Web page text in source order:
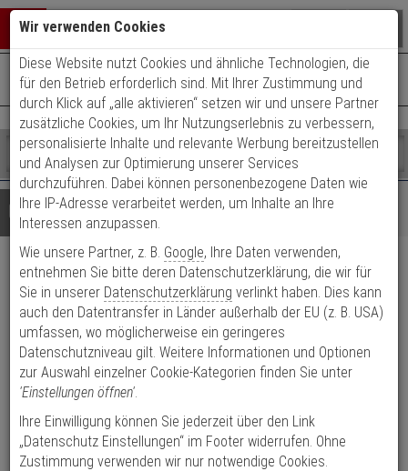
Warenkorb schließen
0 ARTIKEL IM WARENKORB
Ihr Warenkorb ist momentan leer.
Ergebnisse ()
Fertig
Shop
durchsuchen
Bitte
geben
Sie
mindestens
Zeichen
ein,
um
Suche
starten.
Es
wurde
noch
Kategorien
Suche
gestartet
+49 (0)821 899 493-0Mo. - Do.: 8:00 - 16:30 | Fr.: 8:00 - 14:00 Uhr
Details Beratung
4er Abus Bravus 1000
Doppelzylinder 45/50 12 Schl.
Produktmerkmale
Wir verwenden Cookies
Diese Website nutzt Cookies und ähnliche Technologien, die
für den Betrieb erforderlich sind. Mit Ihrer Zustimmung und
durch Klick auf „alle aktivieren“ setzen wir und unsere Partner
zusätzliche Cookies, um Ihr Nutzungserlebnis zu verbessern,
personalisierte Inhalte und relevante Werbung bereitzustellen
und Analysen zur Optimierung unserer Services
durchzuführen. Dabei können personenbezogene Daten wie
Ihre IP-Adresse verarbeitet werden, um Inhalte an Ihre
Interessen anzupassen.
Wie unsere Partner, z. B. Google, Ihre Daten verwenden,
entnehmen Sie bitte deren Datenschutzerklärung, die wir für
Sie in unserer Datenschutzerklärung verlinkt haben. Dies kann
auch den Datentransfer in Länder außerhalb der EU (z. B. USA)
umfassen, wo möglicherweise ein geringeres
Datenschutzniveau gilt. Weitere Informationen und Optionen
zur Auswahl einzelner Cookie-Kategorien finden Sie unter
'Einstellungen öffnen'.
Ihre Einwilligung können Sie jederzeit über den Link
„Datenschutz Einstellungen“ im Footer widerrufen. Ohne
Zustimmung verwenden wir nur notwendige Cookies.